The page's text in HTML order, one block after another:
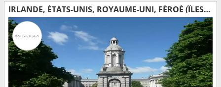
IRLANDE, ÉTATS-UNIS, ROYAUME-UNI, FÉROÉ (ÎLES), NORVÈGE